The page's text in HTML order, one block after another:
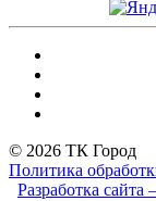
© 2026 ТК Город
Политика
Разработка сайта